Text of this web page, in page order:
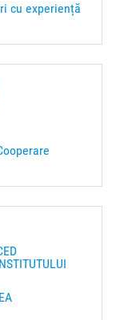
cu experiență